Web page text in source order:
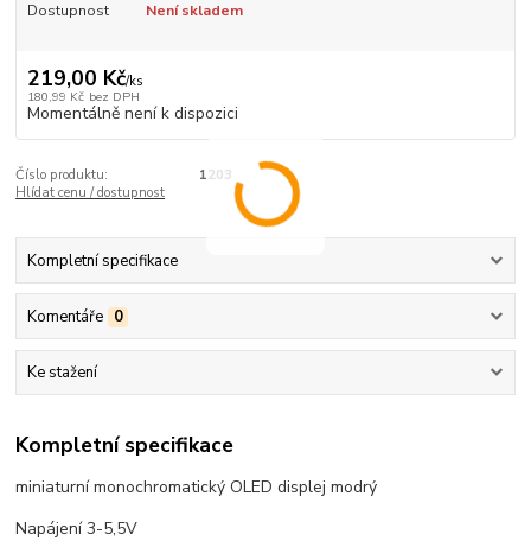
Dostupnost Není skladem
219,00 Kč/ks
180,99 Kč bez DPH
Momentálně není k dispozici
Číslo produktu:
1203
Hlídat cenu / dostupnost
Kompletní specifikace
Komentáře 0
Ke stažení
Kompletní specifikace
miniaturní monochromatický OLED displej modrý
Napájení 3-5,5V